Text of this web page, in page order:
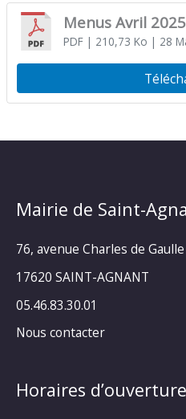
Menus Avril 2025
PDF| 210,73 Ko | 28
Mairie de Saint-
76, avenue Charles de Gaulle
17620 SAINT-AGNANT
05.46.83.30.01
Nous contacter
Horaires